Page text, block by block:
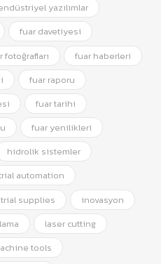
yazılımlar
fuar davetiyesi
fotoğrafları
fuar haberleri
fuar raporu
fuar tarihi
fuar yenilikleri
hidrolik sistemler
automation
supplies
inovasyon
laser cutting
tools